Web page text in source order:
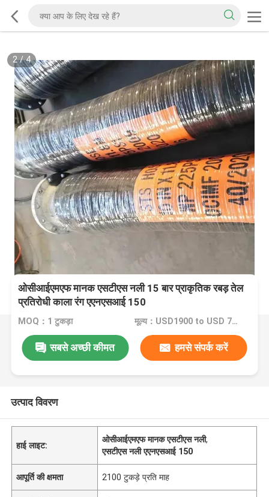
2/4
ओसीआईएमएफ मानक एसटीएस नली 15 बार प्राकृतिक रबड़ तेल
प्रतिरोधी काला रंग एएनएसआई 150
MOQ：1 टुकड़ा मूल्य：USD1900 to USD 7000 Per Piece
सबसे अच्छी कीमत हमसे संपर्क करें
उत्पाद विवरण
हाई लाइट:
ओसीआईएमएफ मानक एसटीएस नली,
एसटीएस नली एएनएसआई 150
आपूर्ति की क्षमता 2100 टुकड़े प्रति माह